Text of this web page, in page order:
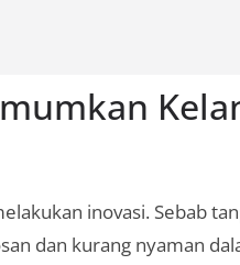
inovasi. Sebab
dan kurang nyaman